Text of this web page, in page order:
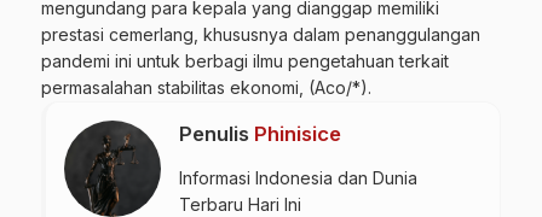
mengundang para kepala yang dianggap memiliki
prestasi cemerlang, khususnya dalam penanggulangan
pandemi ini untuk berbagi ilmu pengetahuan terkait
permasalahan stabilitas ekonomi, (Aco/*).
Penulis Phinisice
Informasi Indonesia dan Dunia
Terbaru Hari Ini